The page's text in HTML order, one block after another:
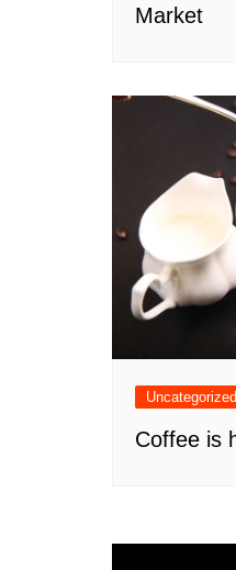
Market
Uncategorized
Coffee is